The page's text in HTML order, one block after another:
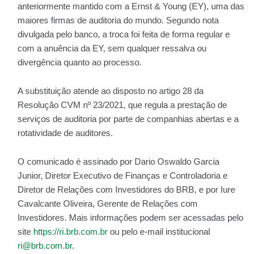
anteriormente mantido com a Ernst & Young (EY), uma das
maiores firmas de auditoria do mundo. Segundo nota
divulgada pelo banco, a troca foi feita de forma regular e
com a anuência da EY, sem qualquer ressalva ou
divergência quanto ao processo.
A substituição atende ao disposto no artigo 28 da
Resolução CVM nº 23/2021, que regula a prestação de
serviços de auditoria por parte de companhias abertas e a
rotatividade de auditores.
O comunicado é assinado por Dario Oswaldo Garcia
Junior, Diretor Executivo de Finanças e Controladoria e
Diretor de Relações com Investidores do BRB, e por Iure
Cavalcante Oliveira, Gerente de Relações com
Investidores. Mais informações podem ser acessadas pelo
site https://ri.brb.com.br ou pelo e-mail institucional
ri@brb.com.br.